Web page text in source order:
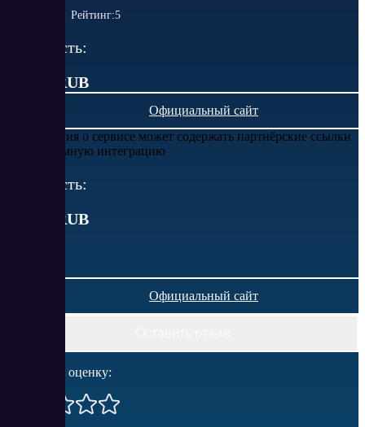
Рейтинг:5
Стоимость:
от 100 RUB
Официальный сайт
Информация о сервисе может содержать партнёрские ссылки
или рекламную интеграцию
Стоимость:
RUB
Официальный сайт
Поставить оценку: